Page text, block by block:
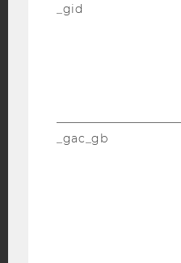
_gid
_gac_gb